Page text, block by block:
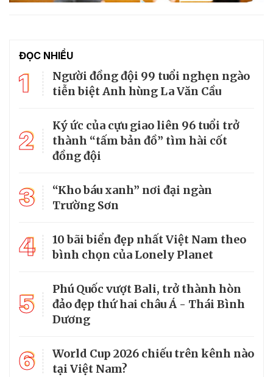
ĐỌC NHIỀU
1
Người đồng đội 99 tuổi nghẹn ngào
tiễn biệt Anh hùng La Văn Cầu
2
Ký ức của cựu giao liên 96 tuổi trở
thành “tấm bản đồ” tìm hài cốt
đồng đội
3
“Kho báu xanh” nơi đại ngàn
Trường Sơn
4
10 bãi biển đẹp nhất Việt Nam theo
bình chọn của Lonely Planet
5
Phú Quốc vượt Bali, trở thành hòn
đảo đẹp thứ hai châu Á - Thái Bình
Dương
6
World Cup 2026 chiếu trên kênh nào
tại Việt Nam?